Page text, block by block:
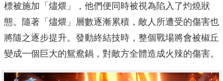
標被施加「燼煨」，他們便同時被視為陷入了灼燒狀
態。隨著「燼煨」層數逐漸累積，敵人所遭受的傷害也
將隨之逐步提升。發動終結技時，整個戰場將會被椒丘
變成一個巨大的鴛鴦鍋，對敵方全體造成火辣的傷害。